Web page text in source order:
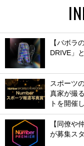
【バボラ
DRIVE」
スポーツ
真家が撮
トを開催
【同僚や
が募集ス